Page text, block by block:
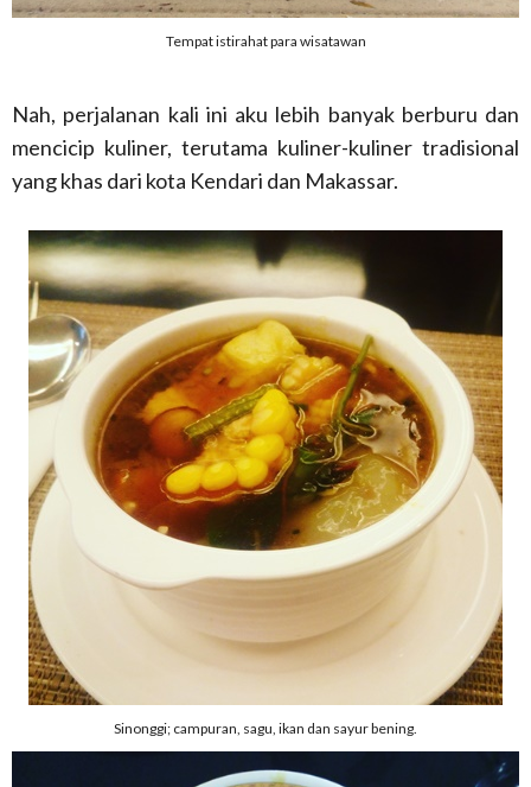
Tempat istirahat para wisatawan
Nah, perjalanan kali ini aku lebih banyak berburu dan
mencicip kuliner, terutama kuliner-kuliner tradisional
yang khas dari kota Kendari dan Makassar.
Sinonggi; campuran, sagu, ikan dan sayur bening.